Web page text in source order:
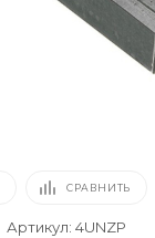
СРАВНИТЬ
Артикул: 4UNZP